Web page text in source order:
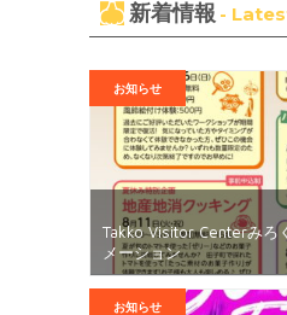
新着情報 -
お知らせ
Takko Visitor Centerみ
メーション
お知らせ